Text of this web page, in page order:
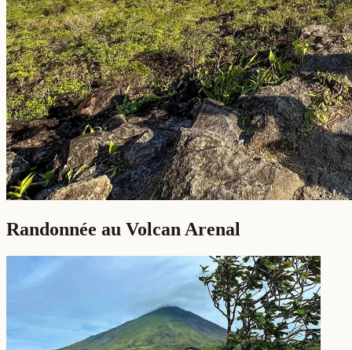
Randonnée au Volcan Arenal